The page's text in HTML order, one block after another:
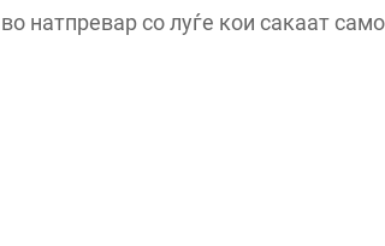
во натпревар со луѓе кои сакаат